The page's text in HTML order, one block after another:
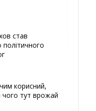
став
корисний,
чого тут врожай